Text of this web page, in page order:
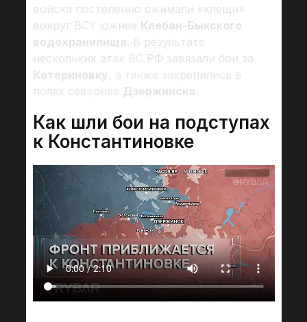
войска постепенно сжимали «клещи»
вокруг ВСУ южнее Клебан-Быкского
водохранилища. В результате
нескольких атак ВС РФ завязали бои за
Катериновку, а также закрепились в
полях севернее Дзержинска.
Как шли бои на подступах
к Константиновке